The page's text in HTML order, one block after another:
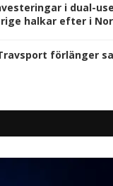
i dual-
halkar efter i
förlänger